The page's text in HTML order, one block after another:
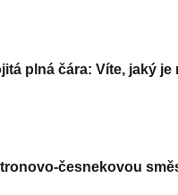
plná čára: Víte, jaký je
česnekovou